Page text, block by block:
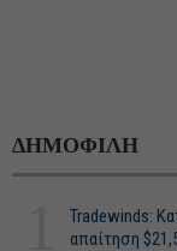
ΔΗΜΟΦΙΛΗ
Tradewinds:
απαίτηση